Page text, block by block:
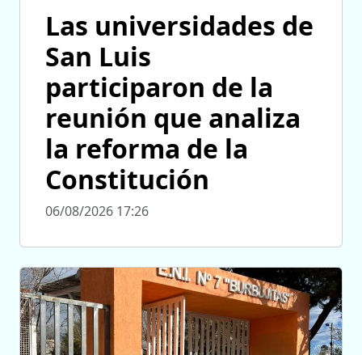
Las universidades de
San Luis
participaron de la
reunión que analiza
la reforma de la
Constitución
06/08/2026 17:26